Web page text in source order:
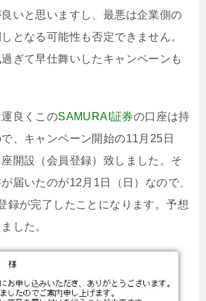
いと思いますし、最悪は企業側の
となる可能性も否定できません。
ぎて早仕舞いしたキャンペーンも
良くこのSAMURAI証券の口座は持
、キャンペーン開始の11月25日
座開設（会員登録）致しました。そ
届いたのが12月1日（日）なので、
録が完了したことになります。予想
した。